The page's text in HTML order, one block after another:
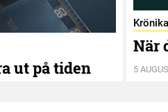
ut på tiden
Krönika
När
5